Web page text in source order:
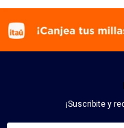
¡Suscribite y